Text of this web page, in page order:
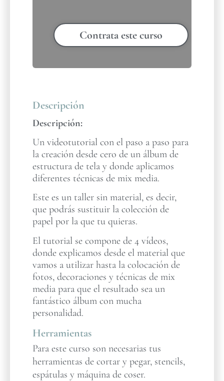
Contrata este curso
Descripción
Descripción:
Un videotutorial con el paso a paso para
la creación desde cero de un álbum de
estructura de tela y donde aplicamos
diferentes técnicas de mix media.
Este es un taller sin material, es decir,
que podrás sustituir la colección de
papel por la que tu quieras.
El tutorial se compone de 4 vídeos,
donde explicamos desde el material que
vamos a utilizar hasta la colocación de
fotos, decoraciones y técnicas de mix
media para que el resultado sea un
fantástico álbum con mucha
personalidad.
Herramientas
Para este curso son necesarias tus
herramientas de cortar y pegar, stencils,
espátulas y máquina de coser.